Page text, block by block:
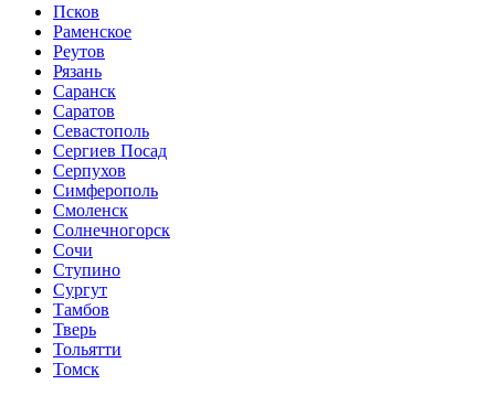
Псков
Раменское
Реутов
Рязань
Саранск
Саратов
Севастополь
Сергиев Посад
Серпухов
Симферополь
Смоленск
Солнечногорск
Сочи
Ступино
Сургут
Тамбов
Тверь
Тольятти
Томск